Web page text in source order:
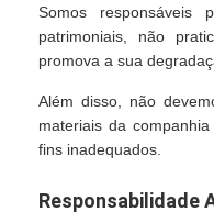
Somos
patrimoniais, não
promova a sua
Além disso, não
materiais da
fins inadequados.
Responsabilidade